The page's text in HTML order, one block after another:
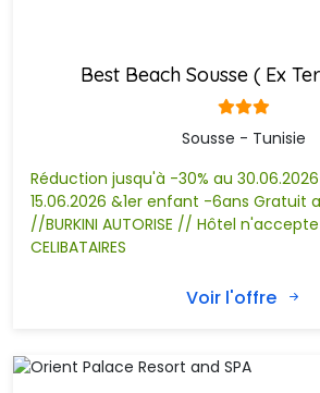
Best Beach Sousse ( Ex
Sousse - Tunisie
Réduction jusqu'à -30% au
15.06.2026 &1er enfant -6ans Gratuit
//BURKINI AUTORISE // Hôtel n'accepte
CELIBATAIRES
Voir l'offre